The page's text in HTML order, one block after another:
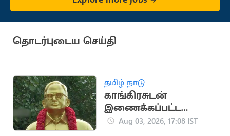
தொடர்புடைய செய்தி
தமிழ் நாடு
காங்கிரசுடன்
இணைக்கப்பட்ட
தமிழ்நாடு
Aug 03, 2026, 17:08 IST